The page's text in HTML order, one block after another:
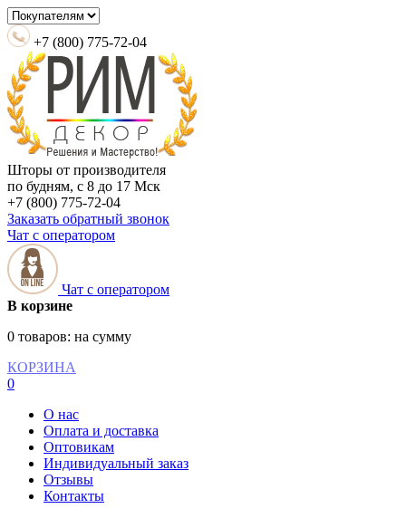
+7 (800) 775-72-04
Шторы от производителя
по будням, с 8 до 17 Мск
+7 (800) 775-72-04
Заказать обратный звонок
Чат с оператором
Чат с оператором
В корзине
0 товаров: на сумму
КОРЗИНА
0
О нас
Оплата и доставка
Оптовикам
Индивидуальный заказ
Отзывы
Контакты